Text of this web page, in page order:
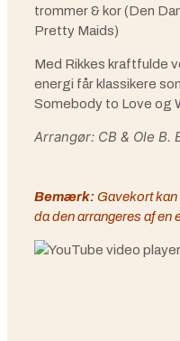
trommer & kor (Den
Pretty Maids)
Med Rikkes kraftfulde
energi får klassikere
Somebody to Love og
Arrangør: CB & Ole B.
Bemærk:Gavekort kan
da den arrangeres af en